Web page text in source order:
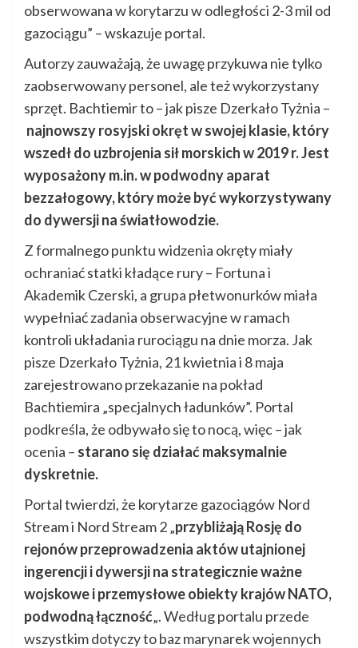
obserwowana w korytarzu w odległości 2-3 mil od
gazociągu” – wskazuje portal.
Autorzy zauważają, że uwagę przykuwa nie tylko
zaobserwowany personel, ale też wykorzystany
sprzęt. Bachtiemir to – jak pisze Dzerkało Tyżnia –
najnowszy rosyjski okręt w swojej klasie, który
wszedł do uzbrojenia sił morskich w 2019 r. Jest
wyposażony m.in. w podwodny aparat
bezzałogowy, który może być wykorzystywany
do dywersji na światłowodzie.
Z formalnego punktu widzenia okręty miały
ochraniać statki kładące rury – Fortuna i
Akademik Czerski, a grupa płetwonurków miała
wypełniać zadania obserwacyjne w ramach
kontroli układania rurociągu na dnie morza. Jak
pisze Dzerkało Tyżnia, 21 kwietnia i 8 maja
zarejestrowano przekazanie na pokład
Bachtiemira „specjalnych ładunków”. Portal
podkreśla, że odbywało się to nocą, więc – jak
ocenia – starano się działać maksymalnie
dyskretnie.
Portal twierdzi, że korytarze gazociągów Nord
Stream i Nord Stream 2 „przybliżają Rosję do
rejonów przeprowadzenia aktów utajnionej
ingerencji i dywersji na strategicznie ważne
wojskowe i przemysłowe obiekty krajów NATO,
podwodną łączność„. Według portalu przede
wszystkim dotyczy to baz marynarek wojennych